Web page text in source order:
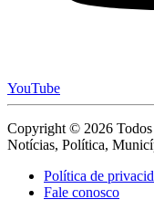
YouTube
Copyright © 2026 Todos
Notícias, Política,
Política de
Fale conosco